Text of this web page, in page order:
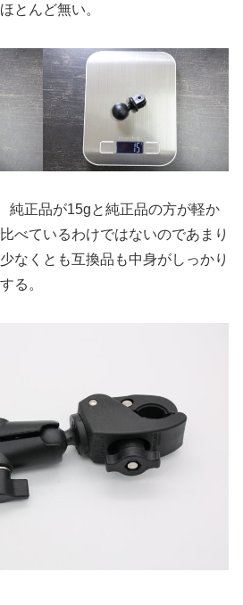
とんど無い。
純正品が15gと純正品の方が軽か
べているわけではないのであまり
なくとも互換品も中身がしっかり
る。